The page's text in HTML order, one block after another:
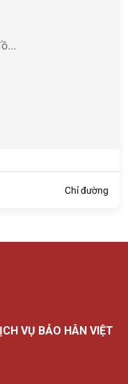
Chỉ đường
VỤ BẢO HÂN VIỆT